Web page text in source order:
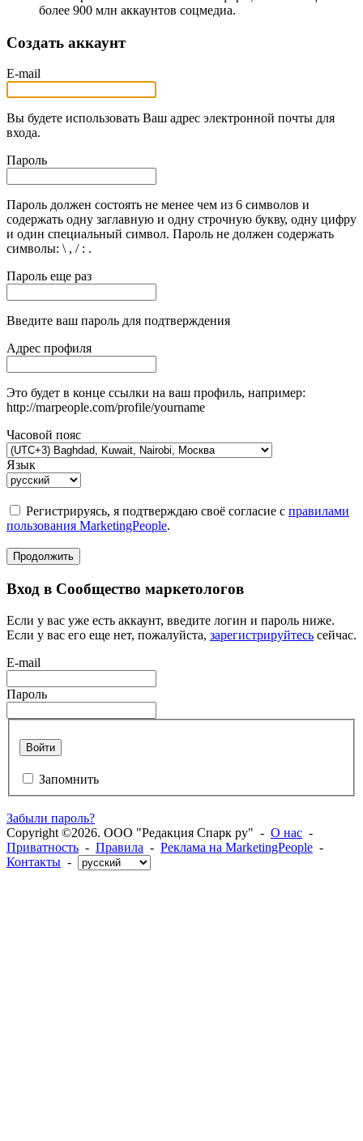
более 900 млн аккаунтов соцмедиа.
Создать аккаунт
E-mail
Вы будете использовать Ваш адрес электронной почты для
входа.
Пароль
Пароль должен состоять не менее чем из 6 символов и
содержать одну заглавную и одну строчную букву, одну цифру
и один специальный символ. Пароль не должен содержать
символы: \ , / : .
Пароль еще раз
Введите ваш пароль для подтверждения
Адрес профиля
Это будет в конце ссылки на ваш профиль, например:
http://marpeople.com/profile/yourname
Часовой пояс
Язык
Регистрируясь, я подтверждаю своё согласие с правилами
пользования MarketingPeople.
Продолжить
Вход в Сообщество маркетологов
Если у вас уже есть аккаунт, введите логин и пароль ниже.
Если у вас его еще нет, пожалуйста, зарегистрируйтесь сейчас.
E-mail
Пароль
Войти
Запомнить
Забыли пароль?
Copyright ©2026. ООО "Редакция Спарк ру" - О нас -
Приватность - Правила - Реклама на MarketingPeople -
Контакты -